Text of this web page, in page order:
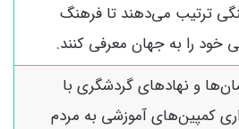
ترتیب می‌دهند تا فرهنگ
خود را به جهان معرفی کنند.
و نهادهای گردشگری با
کمپین‌های آموزشی به مردم